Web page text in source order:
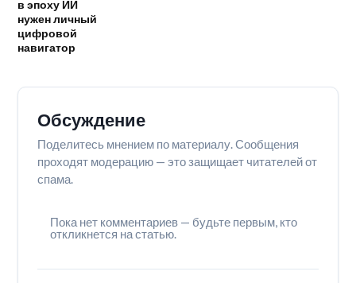
в эпоху ИИ
нужен личный
цифровой
навигатор
Обсуждение
Поделитесь мнением по материалу. Сообщения
проходят модерацию — это защищает читателей от
спама.
Пока нет комментариев — будьте первым, кто
откликнется на статью.